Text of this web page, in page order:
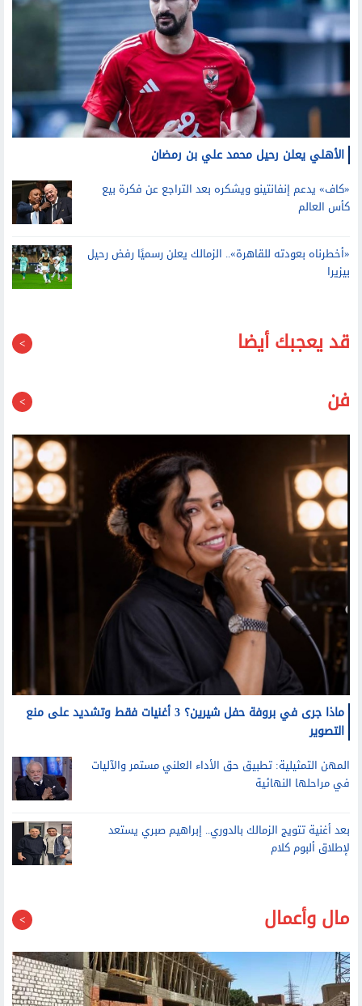
الأهلي يعلن رحيل محمد علي بن رمضان
كأس العالم
بيزيرا
قد يعجبك أيضا
فن
ماذا جرى في بروفة حفل شيرين؟ 3 أغنيات فقط وتشديد على منع
التصوير
في مراحلها النهائية
لإطلاق ألبوم كلام
مال وأعمال